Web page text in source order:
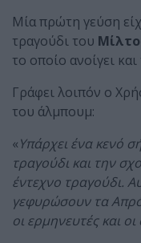
Μία πρώτη γεύση
τραγούδι του
το οποίο ανοίγει
Γράφει λοιπόν ο
του άλμπουμ:
«Υπάρχει ένα κενό
τραγούδι και την
έντεχνο τραγούδι.
γεφυρώσουν τα
οι ερμηνευτές και οι